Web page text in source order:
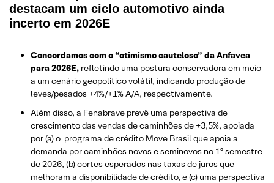
destacam um ciclo automotivo ainda
incerto em 2026E
Concordamos com o “otimismo cauteloso” da Anfavea
para 2026E, refletindo uma postura conservadora em meio
a um cenário geopolítico volátil, indicando produção de
leves/pesados +4%/+1% A/A, respectivamente.
Além disso, a Fenabrave prevê uma perspectiva de
crescimento das vendas de caminhões de +3,5%, apoiada
por (a) o programa de crédito Move Brasil que apoia a
demanda por caminhões novos e seminovos no 1º semestre
de 2026, (b) cortes esperados nas taxas de juros que
melhoram a disponibilidade de crédito, e (c) uma perspectiva